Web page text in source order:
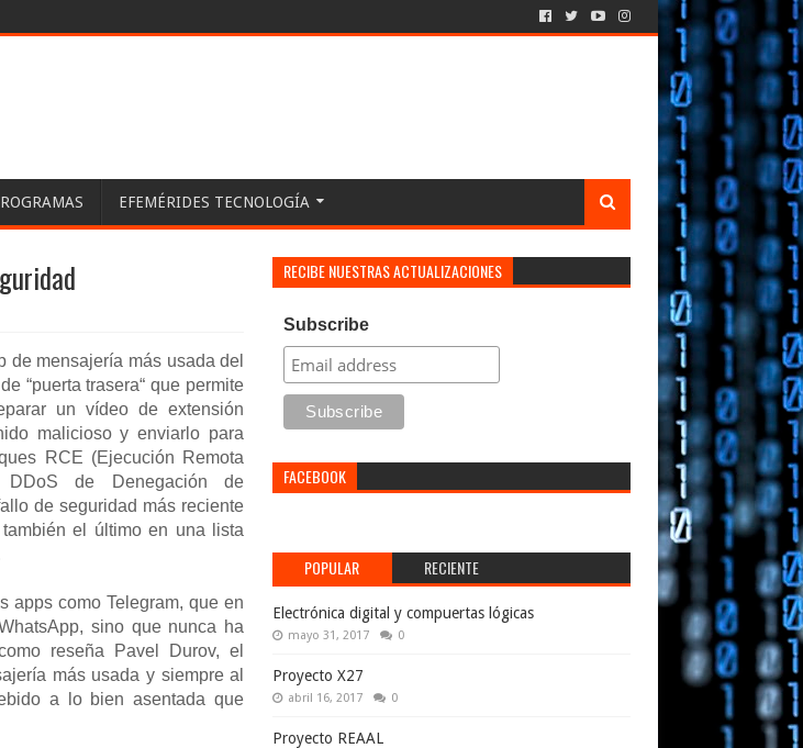
EFEMÉRIDES TECNOLOGÍA
de mensajería más usada del
“puerta trasera“ que permite
un vídeo de extensión
malicioso y enviarlo para
RCE (Ejecución Remota
de Denegación de
de seguridad más reciente
el último en una lista
apps como Telegram, que en
sino que nunca ha
reseña Pavel Durov, el
más usada y siempre al
a lo bien asentada que
RECIBE NUESTRAS ACTUALIZACIONES
Subscribe
FACEBOOK
POPULAR RECIENTE
Electrónica digital y compuertas lógicas
mayo 31, 2017 0
Proyecto X27
abril 16, 2017 0
Proyecto REAAL